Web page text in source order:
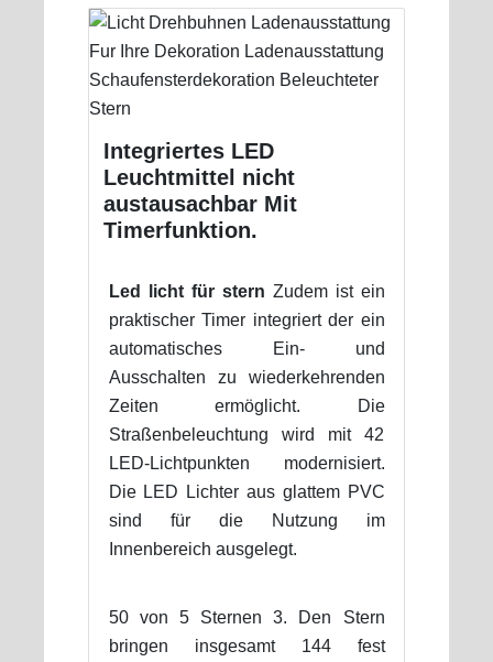
Integriertes LED
Leuchtmittel nicht
austausachbar Mit
Timerfunktion.
Led licht für stern Zudem ist ein
praktischer Timer integriert der ein
automatisches Ein- und
Ausschalten zu wiederkehrenden
Zeiten ermöglicht. Die
Straßenbeleuchtung wird mit 42
LED-Lichtpunkten modernisiert.
Die LED Lichter aus glattem PVC
sind für die Nutzung im
Innenbereich ausgelegt.
50 von 5 Sternen 3. Den Stern
bringen insgesamt 144 fest